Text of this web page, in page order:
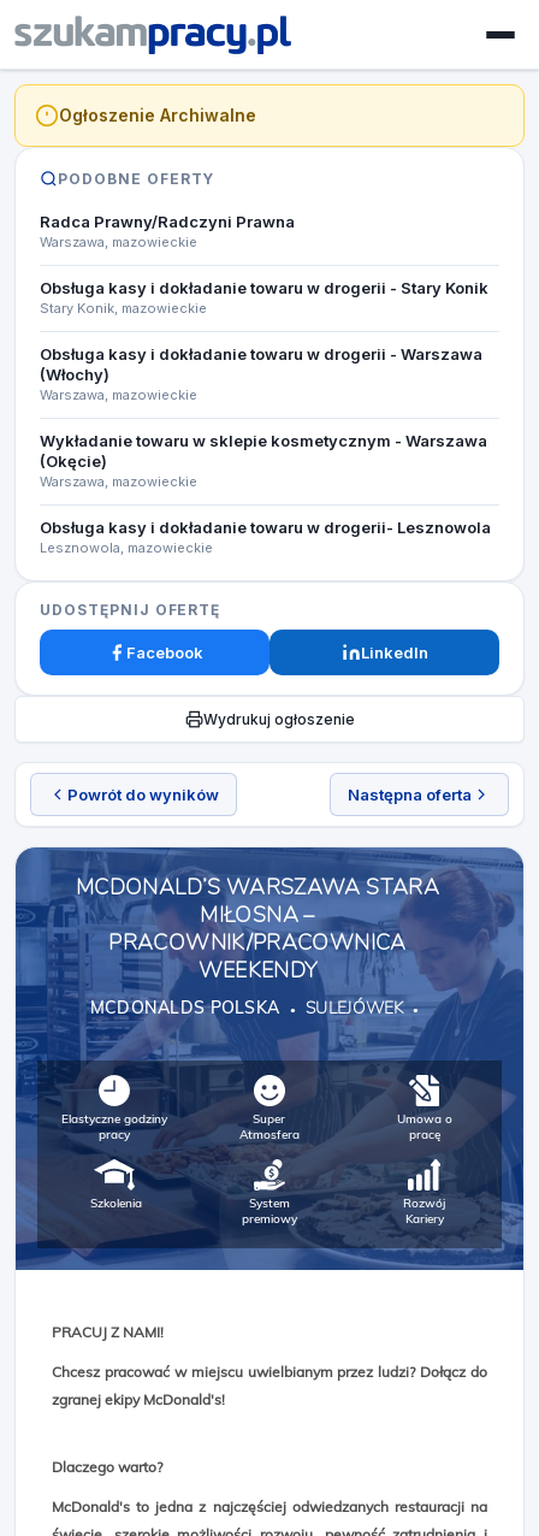
Powrót do wyników Następna oferta
MCDONALD’S WARSZAWA STARA
MIŁOSNA –
PRACOWNIK/PRACOWNICA
WEEKENDY
MCDONALDS POLSKA SULEJÓWEK
Elastyczne godziny
pracy
Super
Atmosfera
Umowa o
pracę
Szkolenia
System
premiowy
Rozwój
Kariery
PRACUJ Z NAMI!
Chcesz pracować w miejscu uwielbianym przez ludzi? Dołącz do
zgranej ekipy McDonald's!
Dlaczego warto?
McDonald's to jedna z najczęściej odwiedzanych restauracji na
Ogłoszenie Archiwalne
PODOBNE OFERTY
Radca Prawny/Radczyni Prawna
Warszawa, mazowieckie
Obsługa kasy i dokładanie towaru w drogerii - Stary Konik
Stary Konik, mazowieckie
Obsługa kasy i dokładanie towaru w drogerii - Warszawa
(Włochy)
Warszawa, mazowieckie
Wykładanie towaru w sklepie kosmetycznym - Warszawa
(Okęcie)
Warszawa, mazowieckie
Obsługa kasy i dokładanie towaru w drogerii- Lesznowola
Lesznowola, mazowieckie
UDOSTĘPNIJ OFERTĘ
Facebook LinkedIn
Wydrukuj ogłoszenie